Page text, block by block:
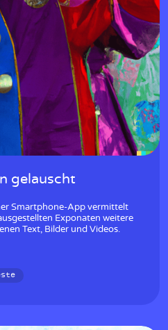
gelauscht
Smartphone-App vermittelt
Exponaten weitere
Text, Bilder und Videos.